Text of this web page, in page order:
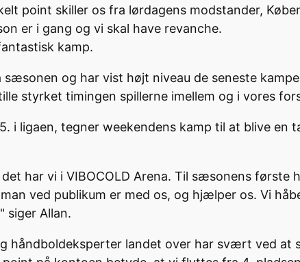
point skiller os fra lørdagens modstander,
er i gang og vi skal have revanche.
kamp.
og har vist højt niveau de seneste
styrket timingen spillerne imellem og i vores
i ligaen, tegner weekendens kamp til at blive
har vi i VIBOCOLD Arena. Til sæsonens
ved publikum er med os, og hjælper os. Vi
siger Allan.
landet over har svært ved at